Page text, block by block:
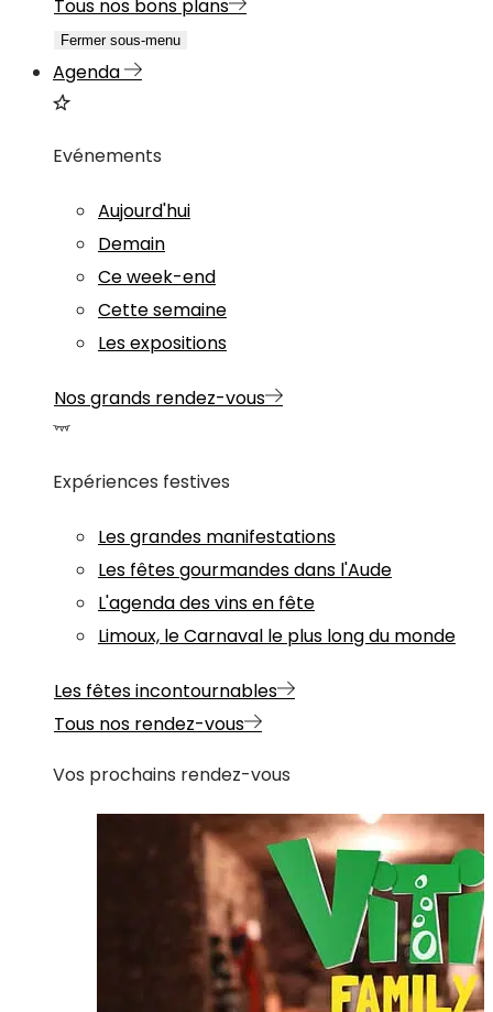
Tous nos bons plans
Fermer sous-menu
Agenda
Evénements
Aujourd'hui
Demain
Ce week-end
Cette semaine
Les expositions
Nos grands rendez-vous
Expériences festives
Les grandes manifestations
Les fêtes gourmandes dans l'Aude
L'agenda des vins en fête
Limoux, le Carnaval le plus long du monde
Les fêtes incontournables
Tous nos rendez-vous
Vos prochains rendez-vous